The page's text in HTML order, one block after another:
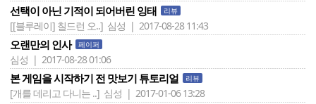
선택이 아닌 기적이 되어버린 잉태 리뷰
[[블루레이] 칠드런 오..] 심성 | 2017-08-28 11:43
오랜만의 인사 페이퍼
심성 | 2017-08-28 01:06
본 게임을 시작하기 전 맛보기 튜토리얼 리뷰
[개를 데리고 다니는 ..] 심성 | 2017-01-06 13:28